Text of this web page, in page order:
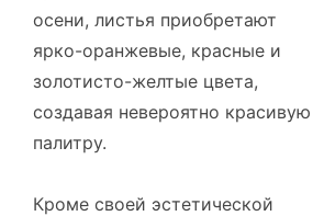
осени, листья приобретают
ярко-оранжевые, красные и
золотисто-желтые цвета,
создавая невероятно красивую
палитру.
Кроме своей эстетической